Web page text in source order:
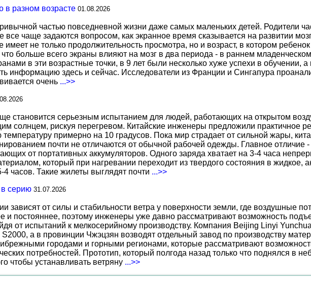
в разном возрасте 01.08.2026
частью повседневной жизни даже самых маленьких детей. Родители
все чаще задаются вопросом, как экранное время сказывается на развитии
имеет не только продолжительность просмотра, но и возраст, в котором
больше всего экраны влияют на мозг в два периода - в раннем
в эти возрастные точки, в 9 лет были несколько хуже успехи в обучении,
информацию здесь и сейчас. Исследователи из Франции и Сингапура
очень ...>>
становится серьезным испытанием для людей, работающих на открытом
солнцем, рискуя перегревом. Китайские инженеры предложили практичное
примерно на 10 градусов. Пока мир страдает от сильной жары,
почти не отличаются от обычной рабочей одежды. Главное отличие
от портативных аккумуляторов. Одного заряда хватает на 3-4 часа
который при нагревании переходит из твердого состояния в жидкое,
часов. Такие жилеты выглядят почти ...>>
серию 31.07.2026
зависят от силы и стабильности ветра у поверхности земли, где воздушные
и постояннее, поэтому инженеры уже давно рассматривают возможность
от испытаний к мелкосерийному производству. Компания Beijing Linyi
а в провинции Чжэцзян возводят отдельный завод по производству
городами и горными регионами, которые рассматривают
потребностей. Прототип, который полгода назад только что поднялся в
чтобы устанавливать ветряну ...>>